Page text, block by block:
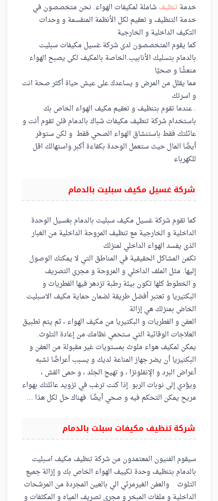
خدمةتنظيف شاملة لمكيفات الهواء. نحن متخصصون في
خدمة التنظيف و تعقيم لكل الأنظمة المنقسمة و وحدات
التكيف الداخلية و الخارجية
كما يقوم المتخصصون لدى شركة غسيل مكيفات سبليت
بالدمام بتسليك الأنابيب.الخاصة بالمكيف لكى يصبح الهواء
منعشًا و صحيًا
مما يقلل من المرض و يساعدك على عيش حياة أكثر صحة انت
و اسرتك
. عندما تقوم بتنظيف و تعقيم مكيف الهواء الخاص بك
باستخدام شركة تنظيف مكيفات شباك بالدمام فلن تقوم أنت و
عائلتك فقط باستنشاق الهواء الصحي فقط و لكن ستوفر
أيضًا المال حيث ستعمل الوحدة بكفاءة أكبر.واستهالك اقل
للكهرباء
شركة غسيل مكيف سبليت بالدمام
كما تقوم شركة غسيل مكيف سبليت بالدمام بغسيل الوحدة
الداخلية و الخارجية مع تنظيف المروحة الداخلية من الغبار
الذى يفسد الهواء الداخلي لمنزلك
تكمن المشاكل الحقيقية في المناطق التي لا يمكنك الوصول
إليها. مثل الملف الداخلي و المروحة و مجرى التصريف
و الخطوط كلها تكون بيئة رطبة تزدهر فيها الفطريات و
البكتيريا و تعتبر أفضل طريقة لضمان حماية مكيف الاسبليت
الخاض بمنزلك هي إزالة
العفن و الفطريات و البكتيريا من مكيف الهواء ، ثم يتم تطبيق
العلاجات الوقائية التي ستحمي نظامك من إعادة التلوث.
يمكن لمكيف هواء ملوث بمستويات غير مقبولة من العفن و
البكتيريا أن يضر جهاز المناعة لديك و يسبب أعراضًا تشبه
أعراض البرد و الإنفلونزا ، و تهيج الجلد ، و حمى القش ،
ويؤدي إلى نوبات الربو. إذا كنت ترغب في تزويد عائلتك بهواء
مريح يمكن التحكم فيه و صحي أيضًا فهناك حل لكل هذا …
شركة تنظيف مكيفات سبلت بالدمام
سيقوم الفنيون المعتمدون من شركة تنظيف مكيف اسبليت
بالدمام بتنظيف وحدة تكييف الهواء الخاص بك و إزالة جميع
التلوث والعفن الغيرمرئي الي بالعين المجردة من المرشحات
الداخلية و ملفات المبخر و مجرى تصريف المياه و المكثفات و